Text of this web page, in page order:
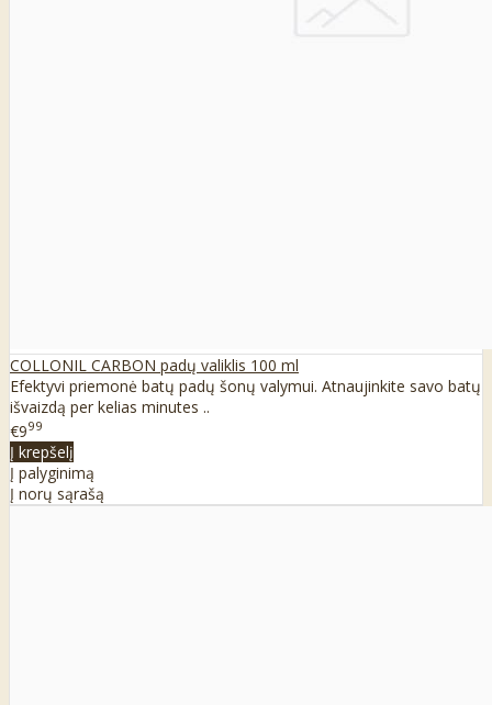
COLLONIL CARBON padų valiklis 100 ml
Efektyvi priemonė batų padų šonų valymui. Atnaujinkite savo batų
išvaizdą per kelias minutes ..
€999
Į krepšelį
Į palyginimą
Į norų sąrašą